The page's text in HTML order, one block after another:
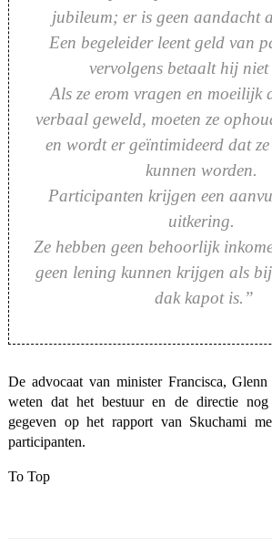
jubileum; er is geen aandacht
Een begeleider leent geld van
vervolgens betaalt hij niet
Als ze erom vragen en moeilijk
verbaal geweld, moeten ze
en wordt er geïntimideerd dat
kunnen worden.
Participanten krijgen een
uitkering.
Ze hebben geen behoorlijk
geen lening kunnen krijgen als
dak kapot is.”
De advocaat van minister Francisca,
weten dat het bestuur en de directie nog
gegeven op het rapport van Skuchami
participanten.
To Top